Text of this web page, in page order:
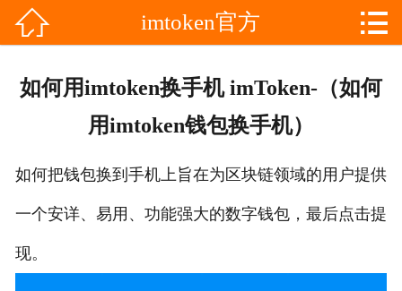

imtoken冷钱包
imtoken官方
 imtoken官方 
如何用imtoken换手机 imToken-（如何
用imtoken钱包换手机）
如何把钱包换到手机上旨在为区块链领域的用户提供
一个安详、易用、功能强大的数字钱包，最后点击提
现。